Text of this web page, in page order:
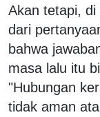
Akan tetapi,
dari
bahwa
masa lalu itu
"Hubungan
tidak aman